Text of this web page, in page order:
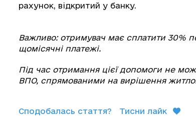
рахунок, відкритий у банку.
Важливо: отримувач має сплатити 30%
щомісячні платежі.
Під час отримання цієї допомоги не
ВПО, спрямованими на вирішення
Сподобалась стаття? Тисни лайк